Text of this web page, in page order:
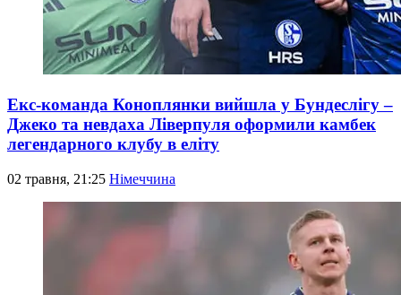
Екс-команда Коноплянки вийшла у Бундеслігу –
Джеко та невдаха Ліверпуля оформили камбек
легендарного клубу в еліту
02 травня, 21:25 Німеччина